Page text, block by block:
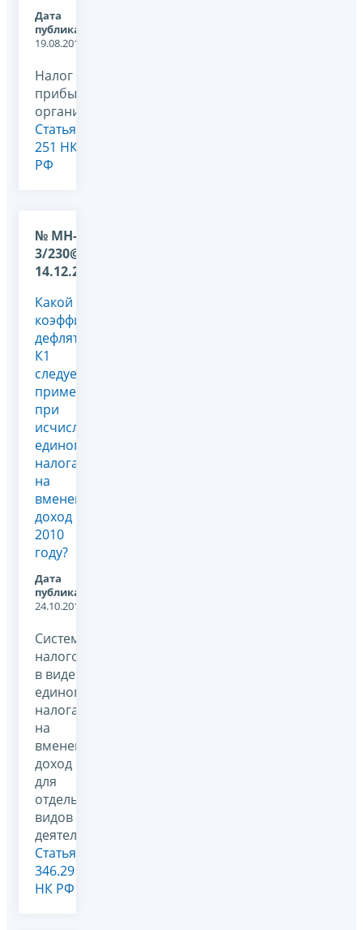
Дата
публикации:
19.08.2011
Налог на
прибыль
организаций,
Статья
251 НК
РФ
№ МН-17-
3/230@ от
14.12.2009
Какой
коэффициент-
дефлятор
К1
следует
применять
при
исчислении
единого
налога
на
вмененный
доход в
2010
году?
Дата
публикации:
24.10.2011
Система
налогообложения
в виде
единого
налога
на
вмененный
доход
для
отдельных
видов
деятельности,
Статья
346.29
НК РФ